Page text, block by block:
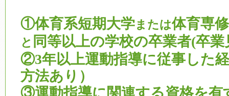
①体育系短期大学または体育専
と 同等以上の学校の卒業者(卒
②3年以上運動指導に従事した
方法あり）
③運動指導に関連する資格を有